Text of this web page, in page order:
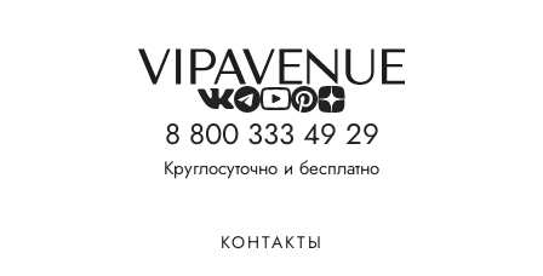
8 800 333 49 29
Круглосуточно и бесплатно
КОНТАКТЫ